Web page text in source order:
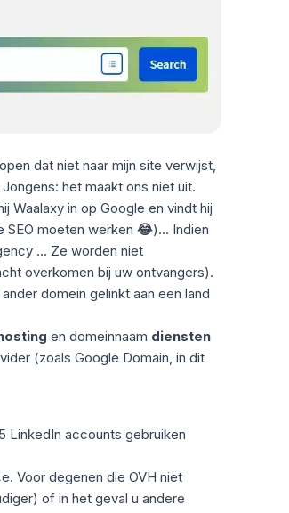
dat niet naar mijn site verwijst,
het maakt ons niet uit.
Waalaxy in op Google en vindt hij
SEO moeten werken 😂)... Indien
... Ze worden niet
overkomen bij uw ontvangers).
domein gelinkt aan een land
en domeinnaam diensten
(zoals Google Domain, in dit
LinkedIn accounts gebruiken
Voor degenen die OVH niet
of in het geval u andere